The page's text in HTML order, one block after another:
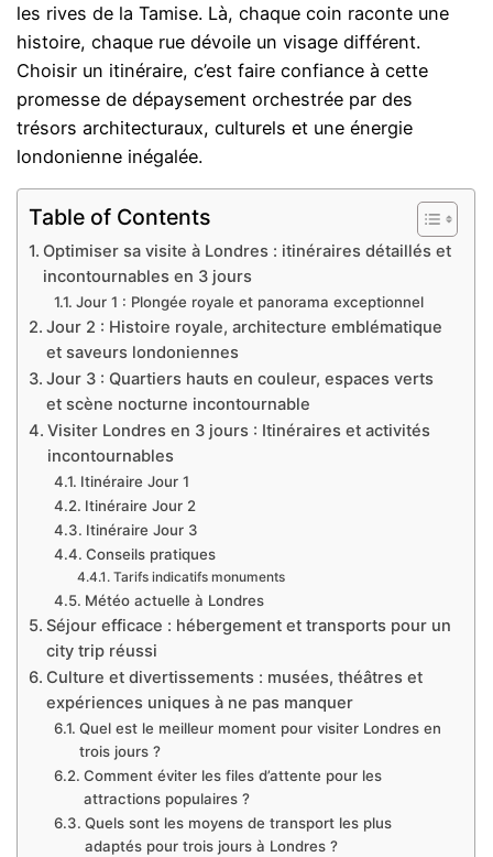
les rives de la Tamise. Là, chaque coin raconte une
histoire, chaque rue dévoile un visage différent.
Choisir un itinéraire, c’est faire confiance à cette
promesse de dépaysement orchestrée par des
trésors architecturaux, culturels et une énergie
londonienne inégalée.
Table of Contents
Optimiser sa visite à Londres : itinéraires détaillés et
incontournables en 3 jours
Jour 1 : Plongée royale et panorama exceptionnel
Jour 2 : Histoire royale, architecture emblématique
et saveurs londoniennes
Jour 3 : Quartiers hauts en couleur, espaces verts
et scène nocturne incontournable
Visiter Londres en 3 jours : Itinéraires et activités
incontournables
Itinéraire Jour 1
Itinéraire Jour 2
Itinéraire Jour 3
Conseils pratiques
Tarifs indicatifs monuments
Météo actuelle à Londres
Séjour efficace : hébergement et transports pour un
city trip réussi
Culture et divertissements : musées, théâtres et
expériences uniques à ne pas manquer
Quel est le meilleur moment pour visiter Londres en
trois jours ?
Comment éviter les files d’attente pour les
attractions populaires ?
Quels sont les moyens de transport les plus
adaptés pour trois jours à Londres ?